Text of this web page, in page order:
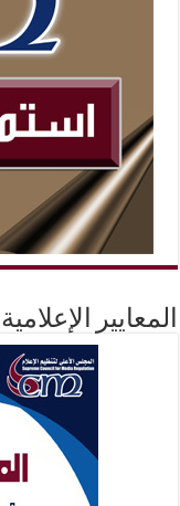
المعايير الإعلامية